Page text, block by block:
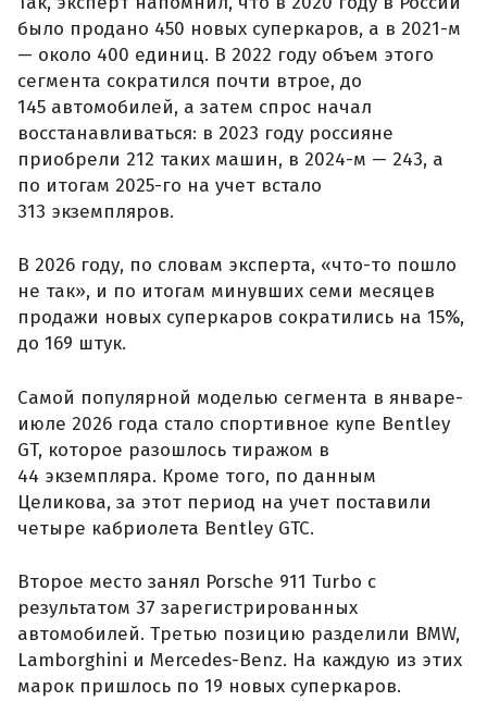
было продано 450 новых суперкаров, а в 2021-м
— около 400 единиц. В 2022 году объем этого
сегмента сократился почти втрое, до
145 автомобилей, а затем спрос начал
восстанавливаться: в 2023 году россияне
приобрели 212 таких машин, в 2024-м — 243, а
по итогам 2025-го на учет встало
313 экземпляров.
В 2026 году, по словам эксперта, «что-то пошло
не так», и по итогам минувших семи месяцев
продажи новых суперкаров сократились на 15%,
до 169 штук.
Самой популярной моделью сегмента в январе-
июле 2026 года стало спортивное купе Bentley
GT, которое разошлось тиражом в
44 экземпляра. Кроме того, по данным
Целикова, за этот период на учет поставили
четыре кабриолета Bentley GTC.
Второе место занял Porsche 911 Turbo с
результатом 37 зарегистрированных
автомобилей. Третью позицию разделили BMW,
Lamborghini и Mercedes-Benz. На каждую из этих
марок пришлось по 19 новых суперкаров.